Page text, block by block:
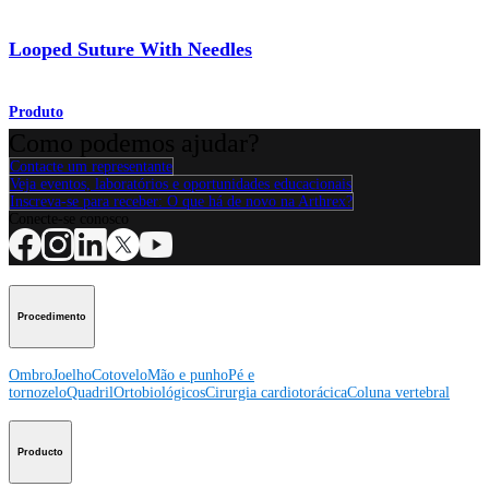
Looped Suture With Needles
Produto
Contacte um representante
Veja eventos, laboratórios e oportunidades educacionais
Inscreva-se para receber: O que há de novo na Arthrex?
Procedimento
OmbroJoelhoCotoveloMão e punhoPé e
tornozeloQuadrilOrtobiológicosCirurgia cardiotorácicaColuna vertebral
Producto